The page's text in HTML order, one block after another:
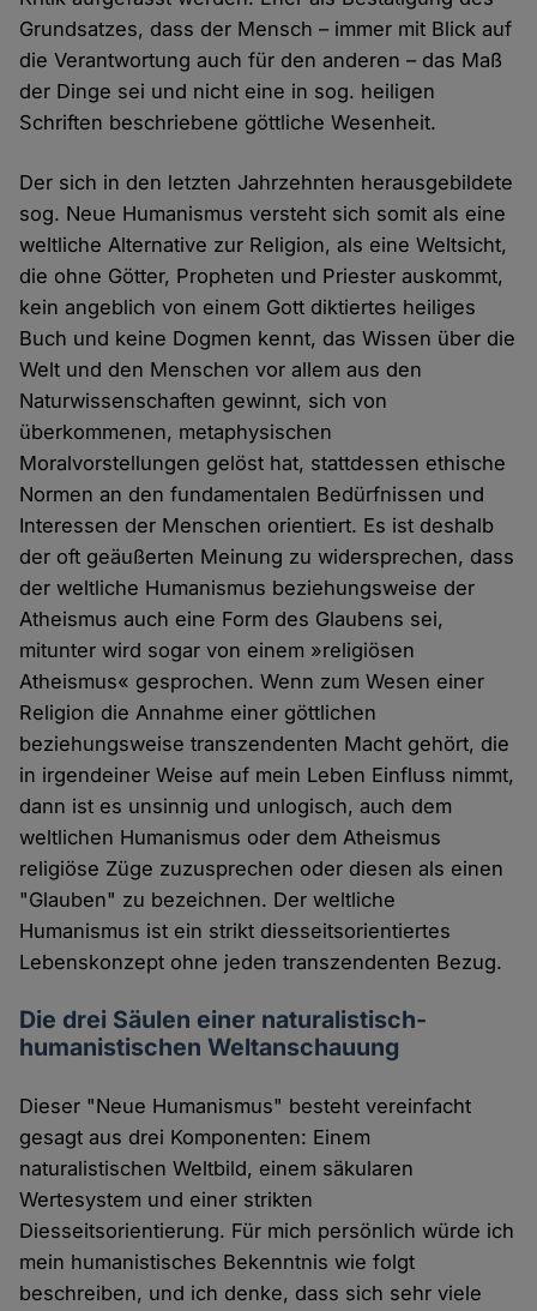
Grundsatzes, dass der Mensch – immer mit Blick auf
die Verantwortung auch für den anderen – das Maß
der Dinge sei und nicht eine in sog. heiligen
Schriften beschriebene göttliche Wesenheit.
Der sich in den letzten Jahrzehnten herausgebildete
sog. Neue Humanismus versteht sich somit als eine
weltliche Alternative zur Religion, als eine Weltsicht,
die ohne Götter, Propheten und Priester auskommt,
kein angeblich von einem Gott diktiertes heiliges
Buch und keine Dogmen kennt, das Wissen über die
Welt und den Menschen vor allem aus den
Naturwissenschaften gewinnt, sich von
überkommenen, metaphysischen
Moralvorstellungen gelöst hat, stattdessen ethische
Normen an den fundamentalen Bedürfnissen und
Interessen der Menschen orientiert. Es ist deshalb
der oft geäußerten Meinung zu widersprechen, dass
der weltliche Humanismus beziehungsweise der
Atheismus auch eine Form des Glaubens sei,
mitunter wird sogar von einem »religiösen
Atheismus« gesprochen. Wenn zum Wesen einer
Religion die Annahme einer göttlichen
beziehungsweise transzendenten Macht gehört, die
in irgendeiner Weise auf mein Leben Einfluss nimmt,
dann ist es unsinnig und unlogisch, auch dem
weltlichen Humanismus oder dem Atheismus
religiöse Züge zuzusprechen oder diesen als einen
"Glauben" zu bezeichnen. Der weltliche
Humanismus ist ein strikt diesseitsorientiertes
Lebenskonzept ohne jeden transzendenten Bezug.
Die drei Säulen einer naturalistisch-
humanistischen Weltanschauung
Dieser "Neue Humanismus" besteht vereinfacht
gesagt aus drei Komponenten: Einem
naturalistischen Weltbild, einem säkularen
Wertesystem und einer strikten
Diesseitsorientierung. Für mich persönlich würde ich
mein humanistisches Bekenntnis wie folgt
beschreiben, und ich denke, dass sich sehr viele